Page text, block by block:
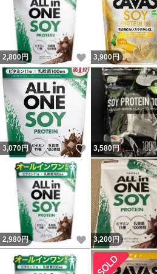
2,800円 いいね！
3,900円
3,070円 いいね！
3,580円
2,980円 いいね！
3,200円